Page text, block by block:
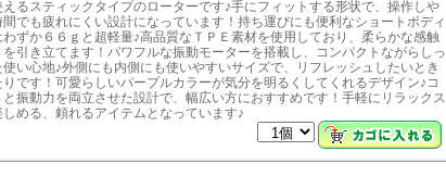
るスティックタイプのローターです♪手にフィットする形状で、操作しや
でも疲れにくい設計になっています！持ち運びにも便利なショートボディ
ずか６６ｇと超軽量♪高品質なＴＰＥ素材を使用しており、柔らかな感触
引き立てます！パワフルな振動モーターを搭載し、コンパクトながらしっ
い心地♪外側にも内側にも使いやすいサイズで、リフレッシュしたいとき
りです！可愛らしいパープルカラーが気分を明るくしてくれるデザイン♪コ
と振動力を両立させた設計で、幅広い方におすすめです！手軽にリラックス
しめる、頼れるアイテムとなっています♪